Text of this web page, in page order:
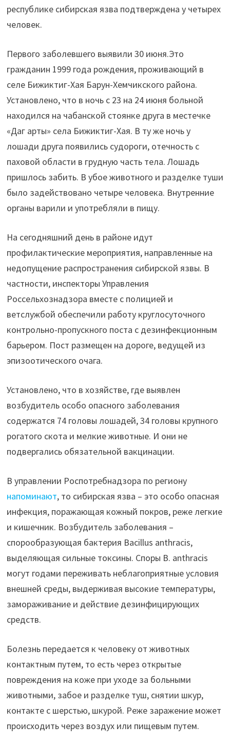
республике сибирская язва подтверждена у четырех
человек.
Первого заболевшего выявили 30 июня.Это
гражданин 1999 года рождения, проживающий в
селе Бижиктиг-Хая Барун-Хемчикского района.
Установлено, что в ночь с 23 на 24 июня больной
находился на чабанской стоянке друга в местечке
«Даг арты» села Бижиктиг-Хая. В ту же ночь у
лошади друга появились судороги, отечность с
паховой области в грудную часть тела. Лошадь
пришлось забить. В убое животного и разделке туши
было задействовано четыре человека. Внутренние
органы варили и употребляли в пищу.
На сегодняшний день в районе идут
профилактические мероприятия, направленные на
недопущение распространения сибирской язвы. В
частности, инспекторы Управления
Россельхознадзора вместе с полицией и
ветслужбой обеспечили работу круглосуточного
контрольно-пропускного поста с дезинфекционным
барьером. Пост размещен на дороге, ведущей из
эпизоотического очага.
Установлено, что в хозяйстве, где выявлен
возбудитель особо опасного заболевания
содержатся 74 головы лошадей, 34 головы крупного
рогатого скота и мелкие животные. И они не
подвергались обязательной вакцинации.
В управлении Роспотребнадзора по региону
напоминают, то сибирская язва – это особо опасная
инфекция, поражающая кожный покров, реже легкие
и кишечник. Возбудитель заболевания –
спорообразующая бактерия Вacillus anthracis,
выделяющая сильные токсины. Споры В. anthracis
могут годами переживать неблагоприятные условия
внешней среды, выдерживая высокие температуры,
замораживание и действие дезинфицирующих
средств.
Болезнь передается к человеку от животных
контактным путем, то есть через открытые
повреждения на коже при уходе за больными
животными, забое и разделке туш, снятии шкур,
контакте с шерстью, шкурой. Реже заражение может
происходить через воздух или пищевым путем.